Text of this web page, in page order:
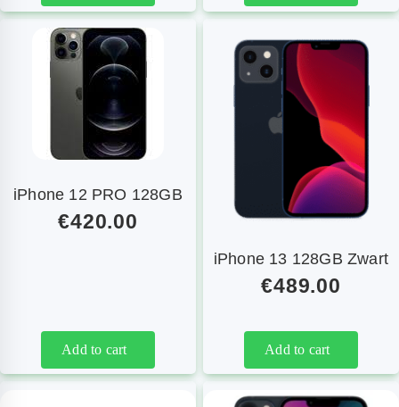
iPhone 12 PRO 128GB
€420.00
Add to cart
iPhone 13 128GB Zwart
€489.00
Add to cart